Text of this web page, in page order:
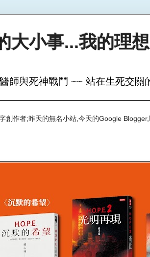
大小事...我的理
師與死神戰鬥 ~~ 站在生死交關
創作者;昨天的無名小站,今天的Google